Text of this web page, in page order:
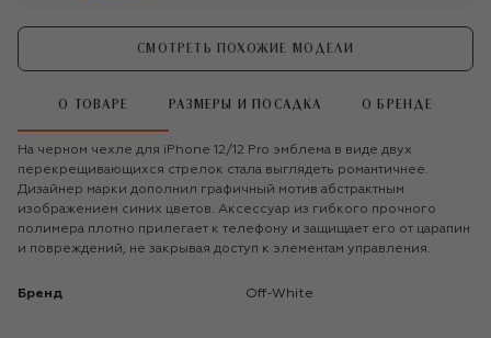
СМОТРЕТЬ ПОХОЖИЕ МОДЕЛИ
О ТОВАРЕ РАЗМЕРЫ И ПОСАДКА О БРЕНДЕ
На черном чехле для iPhone 12/12 Pro эмблема в виде двух
перекрещивающихся стрелок стала выглядеть романтичнее.
Дизайнер марки дополнил графичный мотив абстрактным
изображением синих цветов. Аксессуар из гибкого прочного
полимера плотно прилегает к телефону и защищает его от царапин
и повреждений, не закрывая доступ к элементам управления.
Бренд Off-White